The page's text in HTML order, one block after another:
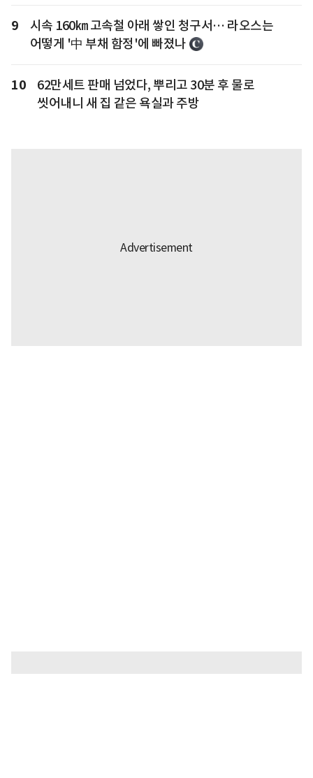
9
시속 160㎞ 고속철 아래 쌓인 청구서… 라오스는
어떻게 '中 부채 함정'에 빠졌나
10
62만세트 판매 넘었다, 뿌리고 30분 후 물로
씻어내니 새 집 같은 욕실과 주방